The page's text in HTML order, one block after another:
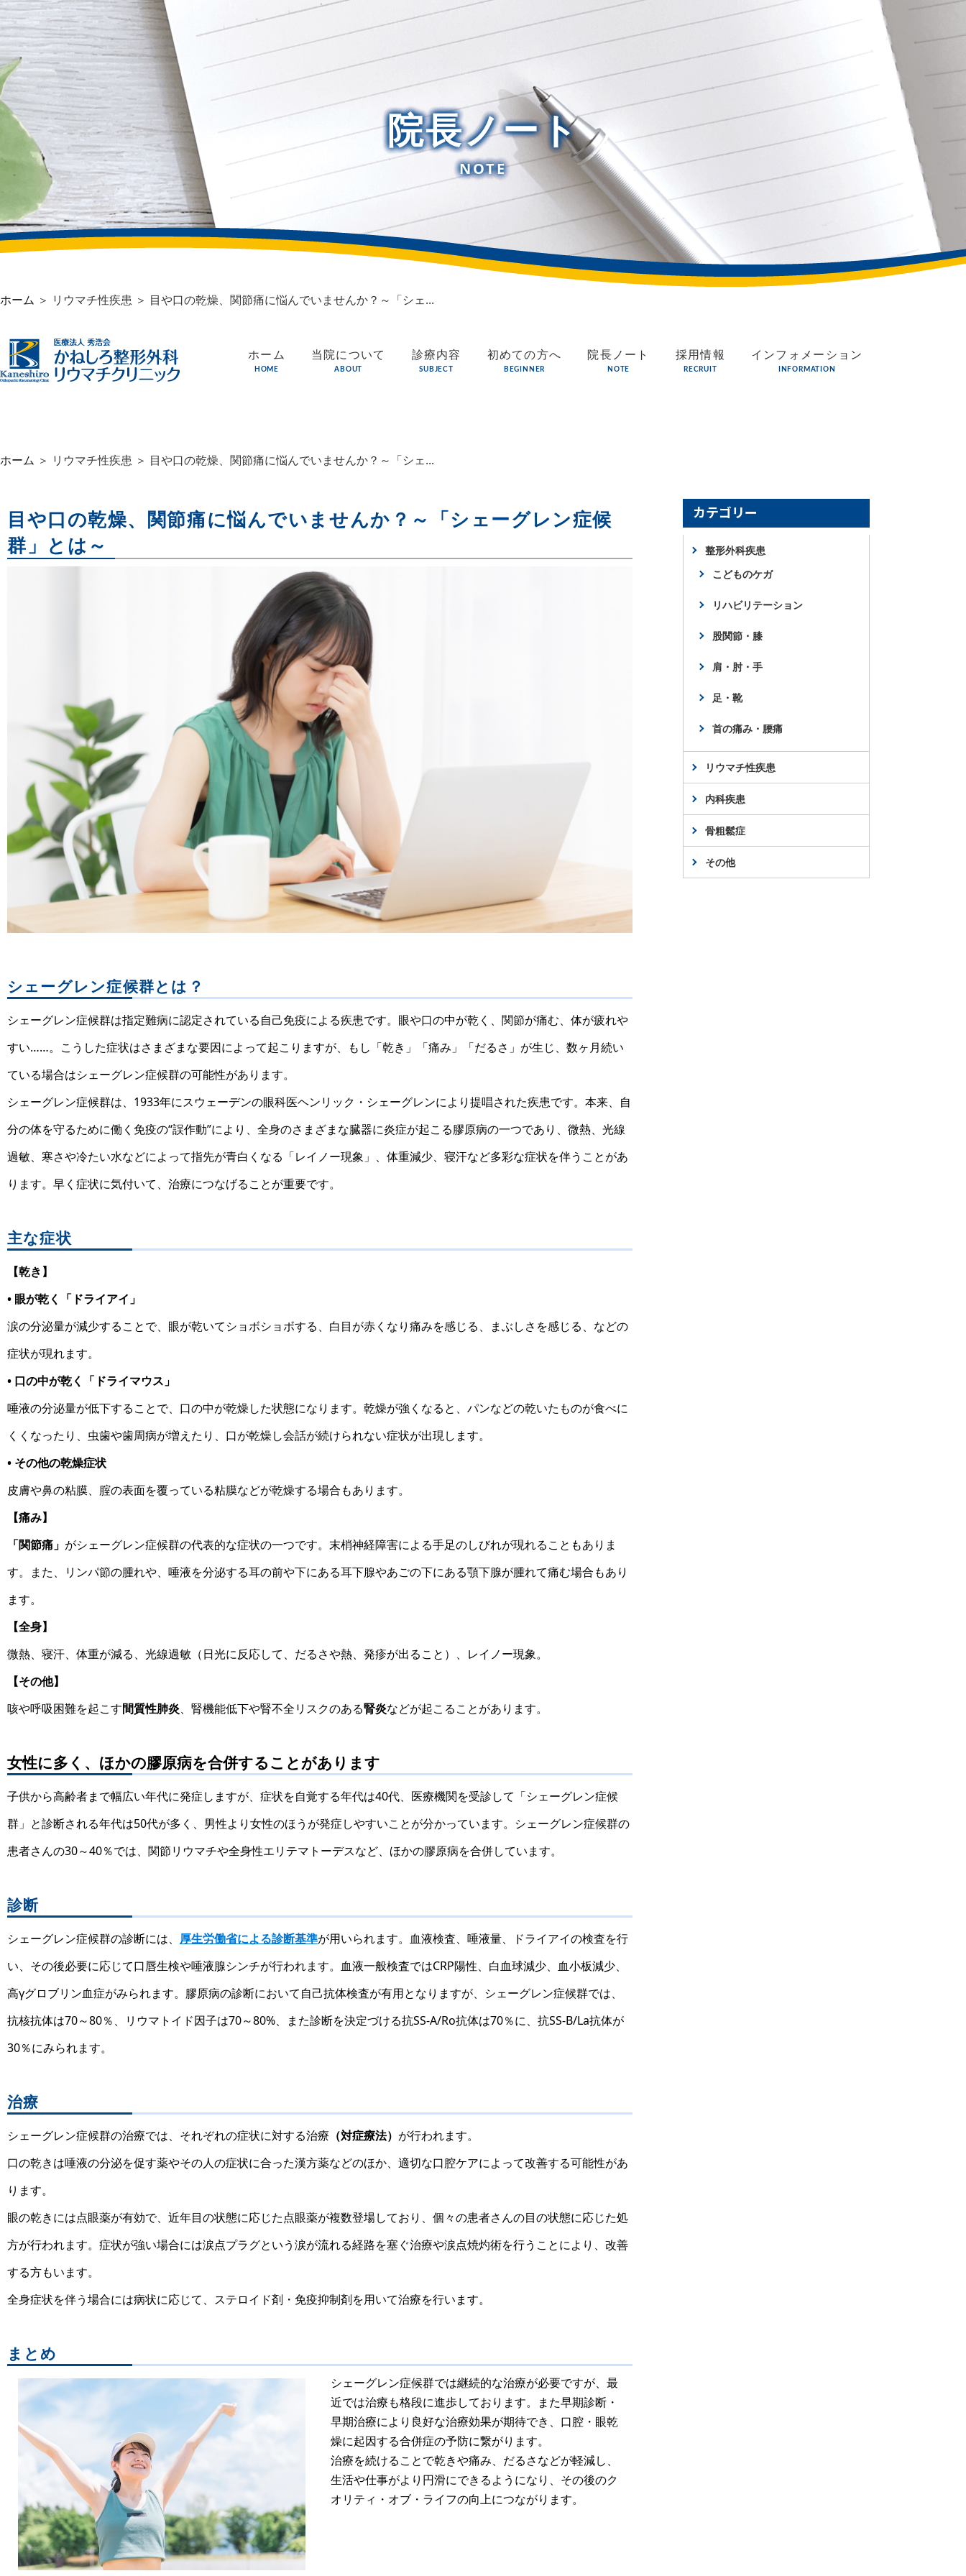
院長ノート
NOTE
ホーム ＞ リウマチ性疾患 ＞ 目や口の乾燥、関節痛に悩んでいませんか？～「シェ...
ホーム
HOME
当院について
ABOUT
診療内容
SUBJECT
初めての方へ
BEGINNER
院長ノート
NOTE
採用情報
RECRUIT
インフォメーション
INFORMATION
ホーム ＞ リウマチ性疾患 ＞ 目や口の乾燥、関節痛に悩んでいませんか？～「シェ...
目や口の乾燥、関節痛に悩んでいませんか？～「シェーグレン症候
群」とは～
シェーグレン症候群とは？
シェーグレン症候群は指定難病に認定されている自己免疫による疾患です。眼や口の中が乾く、関節が痛む、体が疲れや
すい……。こうした症状はさまざまな要因によって起こりますが、もし「乾き」「痛み」「だるさ」が生じ、数ヶ月続い
ている場合はシェーグレン症候群の可能性があります。
シェーグレン症候群は、1933年にスウェーデンの眼科医ヘンリック・シェーグレンにより提唱された疾患です。本来、自
分の体を守るために働く免疫の“誤作動”により、全身のさまざまな臓器に炎症が起こる膠原病の一つであり、微熱、光線
過敏、寒さや冷たい水などによって指先が青白くなる「レイノー現象」、体重減少、寝汗など多彩な症状を伴うことがあ
ります。早く症状に気付いて、治療につなげることが重要です。
主な症状
【乾き】
• 眼が乾く「ドライアイ」
涙の分泌量が減少することで、眼が乾いてショボショボする、白目が赤くなり痛みを感じる、まぶしさを感じる、などの
症状が現れます。
• 口の中が乾く「ドライマウス」
唾液の分泌量が低下することで、口の中が乾燥した状態になります。乾燥が強くなると、パンなどの乾いたものが食べに
くくなったり、虫歯や歯周病が増えたり、口が乾燥し会話が続けられない症状が出現します。
• その他の乾燥症状
皮膚や鼻の粘膜、腟の表面を覆っている粘膜などが乾燥する場合もあります。
【痛み】
「関節痛」 がシェーグレン症候群の代表的な症状の一つです。末梢神経障害による手足のしびれが現れることもありま
す。また、リンパ節の腫れや、唾液を分泌する耳の前や下にある耳下腺やあごの下にある顎下腺が腫れて痛む場合もあり
ます。
【全身】
微熱、寝汗、体重が減る、光線過敏（日光に反応して、だるさや熱、発疹が出ること）、レイノー現象。
【その他】
咳や呼吸困難を起こす間質性肺炎、腎機能低下や腎不全リスクのある腎炎などが起こることがあります。
女性に多く、ほかの膠原病を合併することがあります
子供から高齢者まで幅広い年代に発症しますが、症状を自覚する年代は40代、医療機関を受診して「シェーグレン症候
群」と診断される年代は50代が多く、男性より女性のほうが発症しやすいことが分かっています。シェーグレン症候群の
患者さんの30～40％では、関節リウマチや全身性エリテマトーデスなど、ほかの膠原病を合併しています。
診断
シェーグレン症候群の診断には、 厚生労働省による診断基準が用いられます。血液検査、唾液量、ドライアイの検査を行
い、その後必要に応じて口唇生検や唾液腺シンチが行われます。血液一般検査ではCRP陽性、白血球減少、血小板減少、
高γグロブリン血症がみられます。膠原病の診断において自己抗体検査が有用となりますが、シェーグレン症候群では、
抗核抗体は70～80％、リウマトイド因子は70～80%、また診断を決定づける抗SS-A/Ro抗体は70％に、抗SS-B/La抗体が
30％にみられます。
治療
シェーグレン症候群の治療では、それぞれの症状に対する治療 （対症療法） が行われます。
口の乾きは唾液の分泌を促す薬やその人の症状に合った漢方薬などのほか、適切な口腔ケアによって改善する可能性があ
ります。
眼の乾きには点眼薬が有効で、近年目の状態に応じた点眼薬が複数登場しており、個々の患者さんの目の状態に応じた処
方が行われます。症状が強い場合には涙点プラグという涙が流れる経路を塞ぐ治療や涙点焼灼術を行うことにより、改善
する方もいます。
全身症状を伴う場合には病状に応じて、ステロイド剤・免疫抑制剤を用いて治療を行います。
まとめ
シェーグレン症候群では継続的な治療が必要ですが、最
近では治療も格段に進歩しております。また早期診断・
早期治療により良好な治療効果が期待でき、口腔・眼乾
燥に起因する合併症の予防に繋がります。
治療を続けることで乾きや痛み、だるさなどが軽減し、
生活や仕事がより円滑にできるようになり、その後のク
オリティ・オブ・ライフの向上につながります。
カテゴリー
整形外科疾患
こどものケガ
リハビリテーション
股関節・膝
肩・肘・手
足・靴
首の痛み・腰痛
リウマチ性疾患
内科疾患
骨粗鬆症
その他